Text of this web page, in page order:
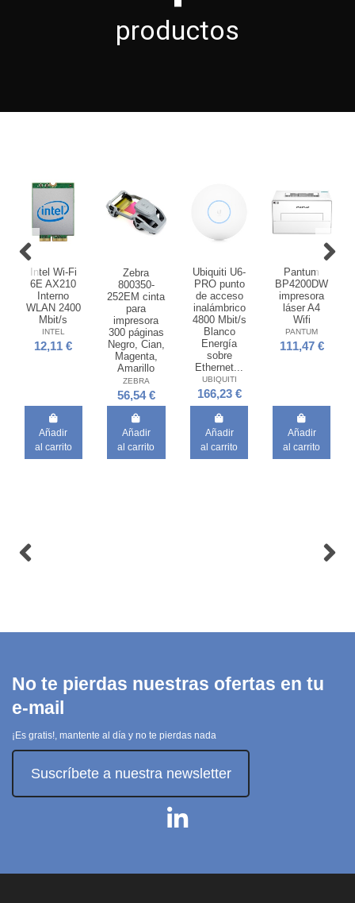
productos
Intel Wi-Fi
6E AX210
Interno
WLAN 2400
Mbit/s
INTEL
12,11 €
Añadir
al carrito
Zebra
800350-
252EM cinta
para
impresora
300 páginas
Negro, Cian,
Magenta,
Amarillo
ZEBRA
56,54 €
Añadir
al carrito
Ubiquiti U6-
PRO punto
de acceso
inalámbrico
4800 Mbit/s
Blanco
Energía
sobre
Ethernet...
UBIQUITI
166,23 €
Añadir
al carrito
Pantum
BP4200DW
impresora
láser A4
Wifi
PANTUM
111,47 €
Añadir
al carrito
No te pierdas nuestras ofertas en tu
e-mail
¡Es gratis!, mantente al día y no te pierdas nada
Suscríbete a nuestra newsletter